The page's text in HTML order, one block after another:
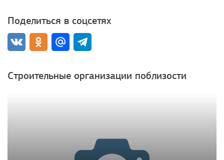
Поделиться в соцсетях
Строительные организации поблизости